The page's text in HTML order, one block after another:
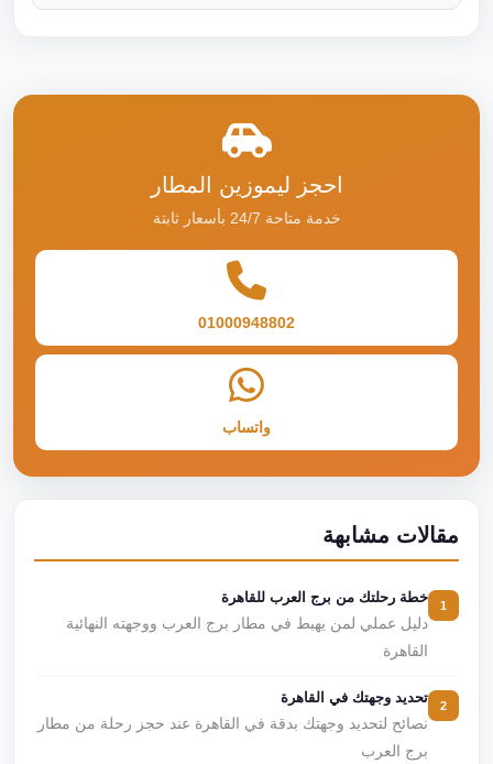
احجز ليموزين المطار
خدمة متاحة 24/7 بأسعار ثابتة
01000948802
واتساب
مقالات مشابهة
خطة رحلتك من برج العرب للقاهرة
دليل عملي لمن يهبط في مطار برج العرب ووجهته النهائية
القاهرة
تحديد وجهتك في القاهرة
نصائح لتحديد وجهتك بدقة في القاهرة عند حجز رحلة من مطار
برج العرب